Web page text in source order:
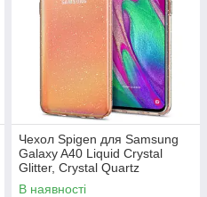
Чехол Spigen для Samsung
Galaxy A40 Liquid Crystal
Glitter, Crystal Quartz
(618CS26442)
В наявності